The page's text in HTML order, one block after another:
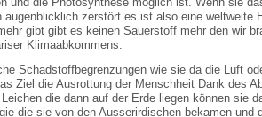
zerstört es ist also eine weltweite
gibt gibt es keinen Sauerstoff mehr den wir
Klimaabkommens.
Schadstoffbegrenzungen wie sie da die Luft
Ziel die Ausrottung der Menschheit Dank des
die dann auf der Erde liegen können sie
die sie von den Ausserirdischen bekamen und